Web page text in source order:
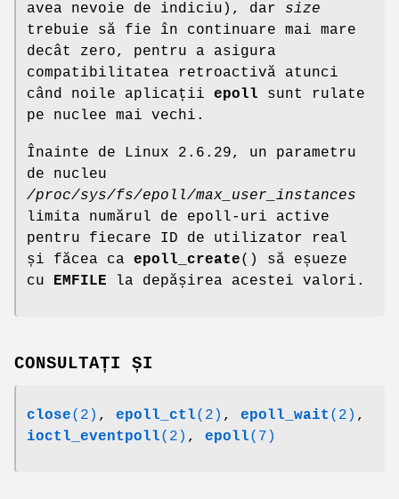
avea nevoie de indiciu), dar size
trebuie să fie în continuare mai mare
decât zero, pentru a asigura
compatibilitatea retroactivă atunci
când noile aplicații epoll sunt rulate
pe nuclee mai vechi.
Înainte de Linux 2.6.29, un parametru
de nucleu
/proc/sys/fs/epoll/max_user_instances
limita numărul de epoll-uri active
pentru fiecare ID de utilizator real
și făcea ca epoll_create() să eșueze
cu EMFILE la depășirea acestei valori.
CONSULTAȚI ȘI
close(2) , epoll_ctl(2) , epoll_wait (2) ,
ioctl_eventpoll(2) , epoll(7)